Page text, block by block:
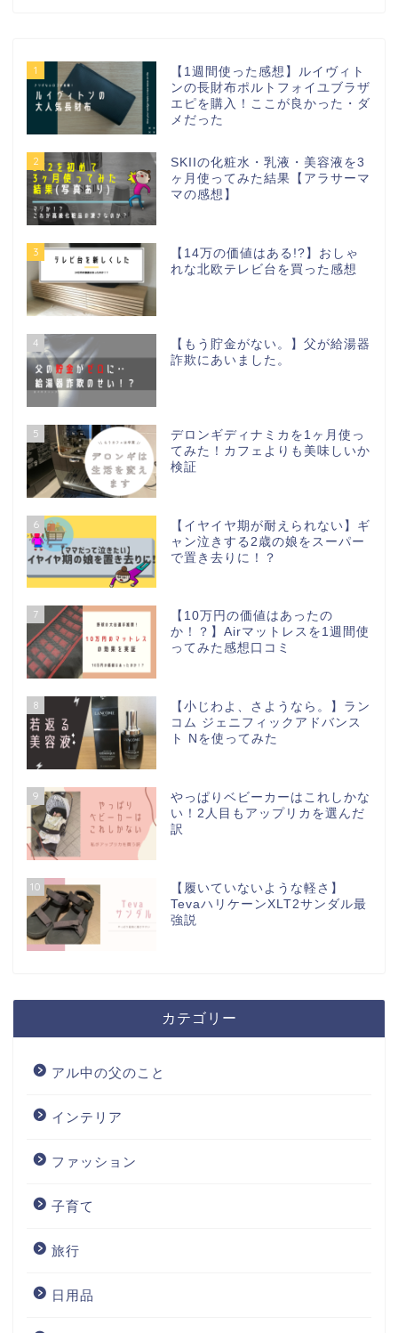
1
【1週間使った感想】ルイヴィト
ンの長財布ポルトフォイユブラザ
エピを購入！ここが良かった・ダ
メだった
2
SKIIの化粧水・乳液・美容液を3
ヶ月使ってみた結果【アラサーマ
マの感想】
3
【14万の価値はある!?】おしゃ
れな北欧テレビ台を買った感想
4
【もう貯金がない。】父が給湯器
詐欺にあいました。
5
デロンギディナミカを1ヶ月使っ
てみた！カフェよりも美味しいか
検証
6
【イヤイヤ期が耐えられない】ギ
ャン泣きする2歳の娘をスーパー
で置き去りに！？
7
【10万円の価値はあったの
か！？】Airマットレスを1週間使
ってみた感想口コミ
8
【小じわよ、さようなら。】ラン
コム ジェニフィックアドバンス
ト Nを使ってみた
9
やっぱりベビーカーはこれしかな
い！2人目もアップリカを選んだ
訳
10
【履いていないような軽さ】
TevaハリケーンXLT2サンダル最
強説
カテゴリー
アル中の父のこと
インテリア
ファッション
子育て
旅行
日用品